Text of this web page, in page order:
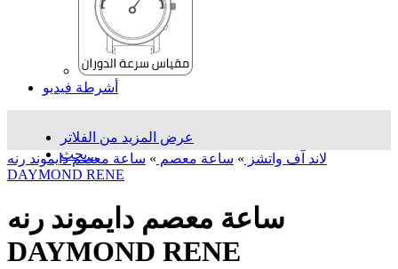
أشرطة فيديو
عرض المزيد من الفلاتر
بحث...
لاند آف واتشز » ساعة معصم » ساعة معصم دایموند رنه
DAYMOND RENE
ساعة معصم دایموند رنه
DAYMOND RENE